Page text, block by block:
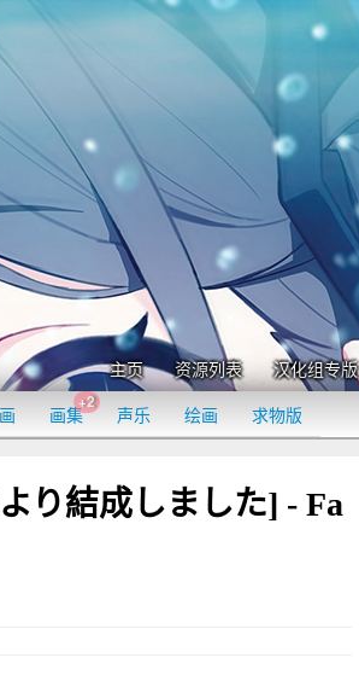
主页 资源列表 汉化组专版
画集
+2
声乐 绘画 求物版
り結成しました] - Fa